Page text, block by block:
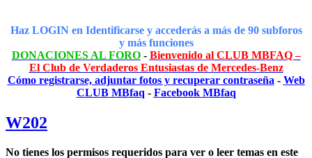
Haz LOGIN en Identificarse y accederás a más de 90 subforos
y más funciones
DONACIONES AL FORO- Bienvenido al CLUB MBFAQ –
El Club de Verdaderos Entusiastas de Mercedes-Benz
Cómo registrarse, adjuntar fotos y recuperar contraseña - Web
CLUB MBfaq - Facebook MBfaq
W202
No tienes los permisos requeridos para ver o leer temas en este